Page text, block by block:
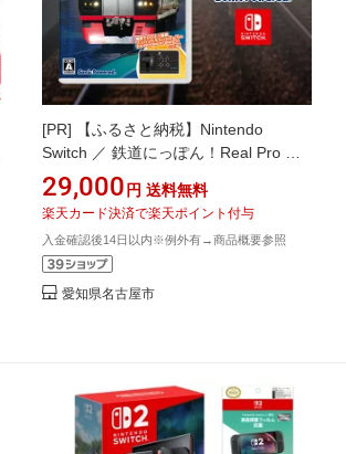
[PR]
【ふるさと納税】Nintendo
Switch ／ 鉄道にっぽん！Real Pro 特
急走行！名古屋鉄道編
29,000 円 送料無料
楽天カード決済で楽天ポイント付与
入金確認後14日以内※例外有→商品概要参照
愛知県名古屋市